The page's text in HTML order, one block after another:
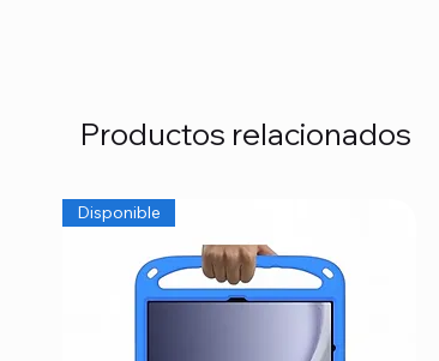
Productos relacionados
Disponible